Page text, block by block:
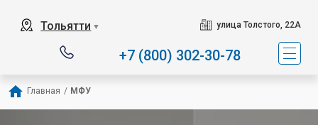
Тольятти ▼ улица Толстого, 22А
+7 (800) 302-30-78
Главная / МФУ